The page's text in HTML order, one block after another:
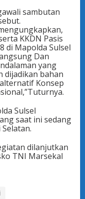
sambutan
KKDN Pasis
di Mapolda Sulsel
Dan
yang
dijadikan bahan
Konsep
Sulsel
saat ini sedang
dilanjutkan
TNI Marsekal